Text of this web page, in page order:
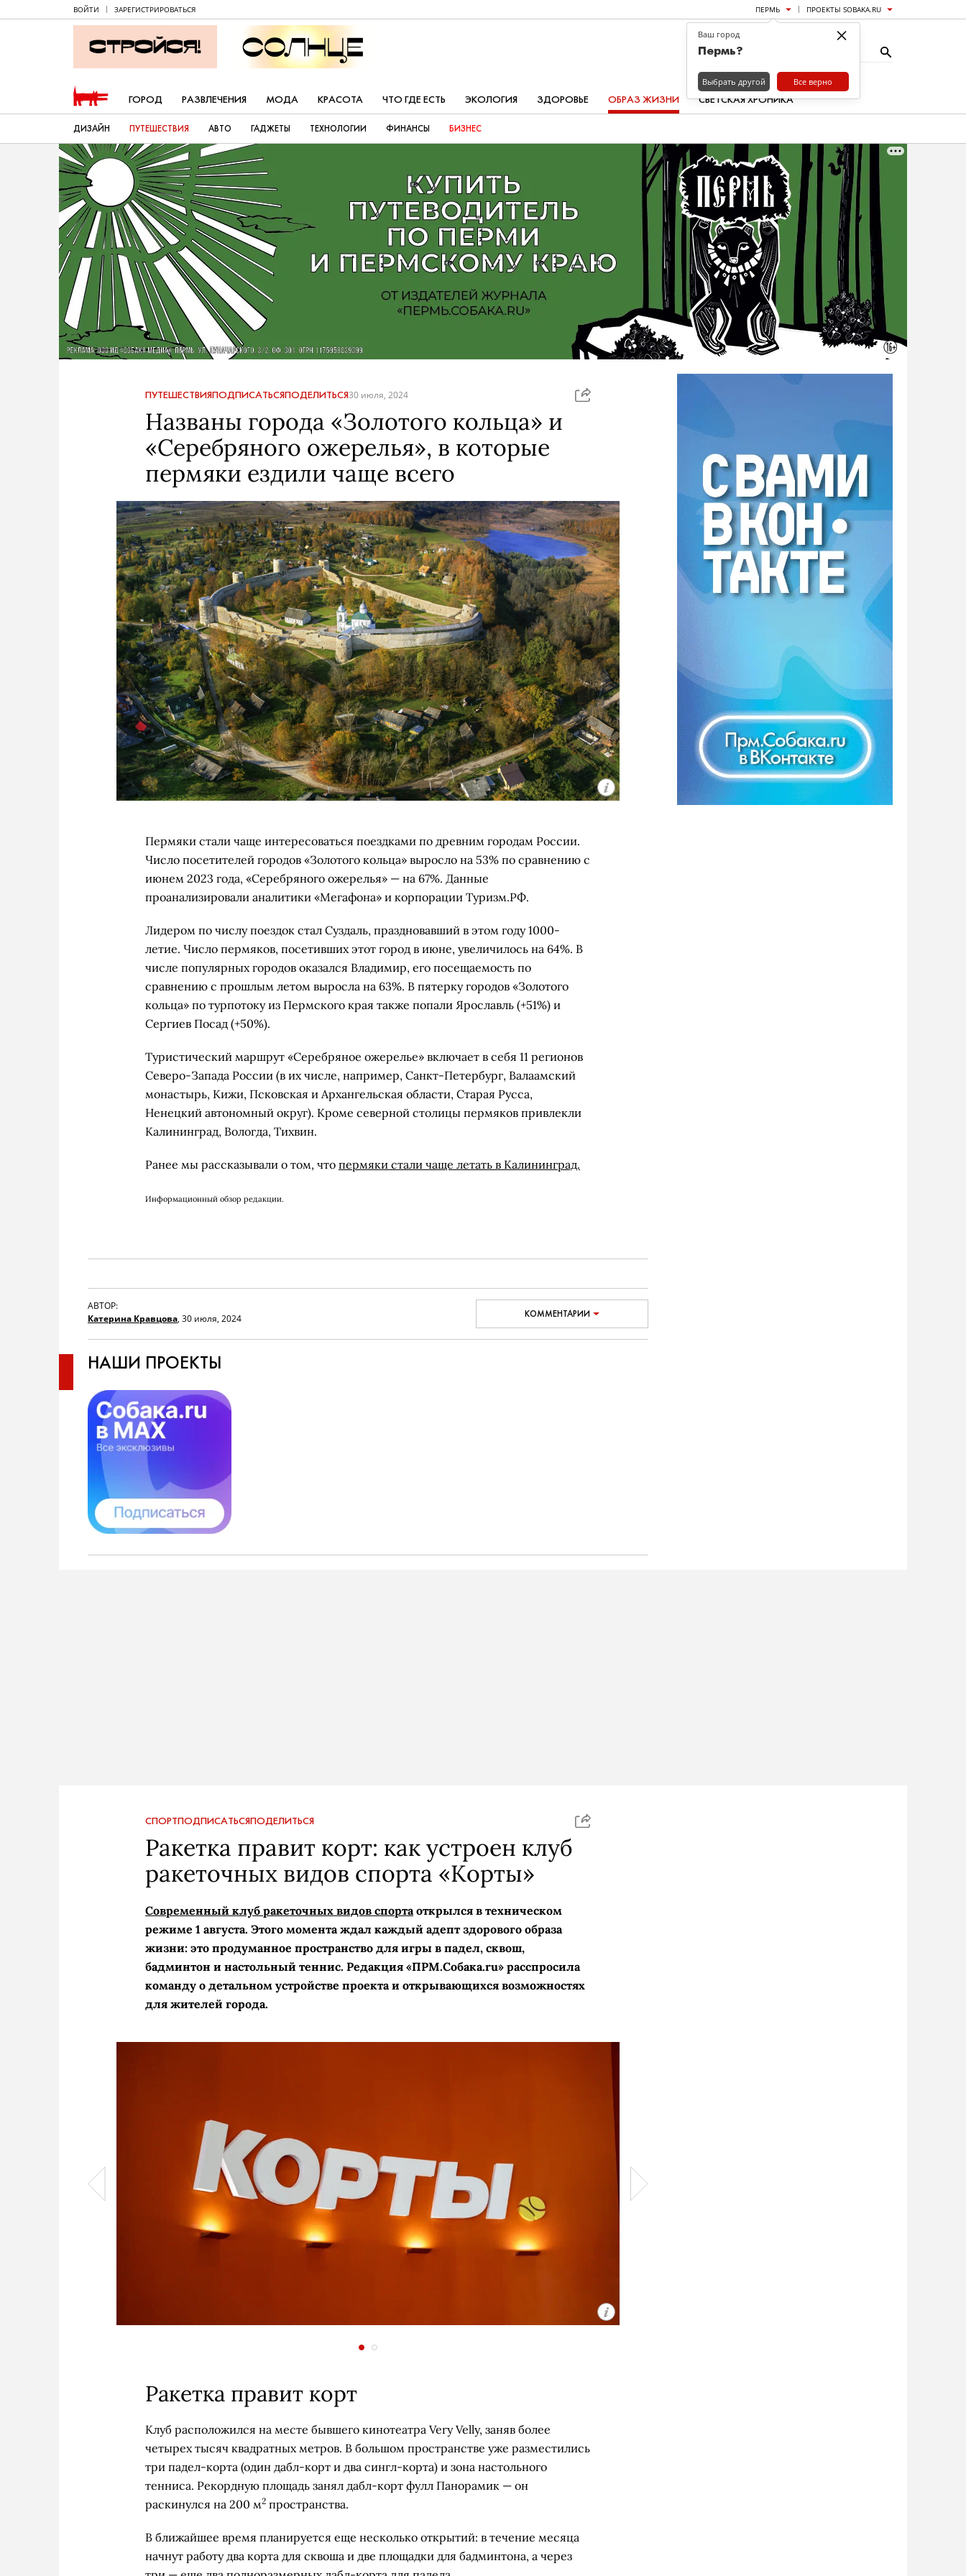
ВОЙТИ ЗАРЕГИСТРИРОВАТЬСЯ ПЕРМЬ ПРОЕКТЫ SOBAKA.RU
ГОРОД РАЗВЛЕЧЕНИЯ МОДА КРАСОТА ЧТО ГДЕ ЕСТЬ ЭКОЛОГИЯ ЗДОРОВЬЕ ОБРАЗ ЖИЗНИ СВЕТСКАЯ ХРОНИКА
ДИЗАЙН ПУТЕШЕСТВИЯ АВТО ГАДЖЕТЫ ТЕХНОЛОГИИ ФИНАНСЫ БИЗНЕС
ПУТЕШЕСТВИЯПОДПИСАТЬСЯПОДЕЛИТЬСЯ30 июля, 2024
Названы города «Золотого кольца» и
«Серебряного ожерелья», в которые
пермяки ездили чаще всего
Пермяки стали чаще интересоваться поездками по древним городам России.
Число посетителей городов «Золотого кольца» выросло на 53% по сравнению с
июнем 2023 года, «Серебряного ожерелья» — на 67%. Данные
проанализировали аналитики «Мегафона» и корпорации Туризм.РФ.
Лидером по числу поездок стал Суздаль, праздновавший в этом году 1000-
летие. Число пермяков, посетивших этот город в июне, увеличилось на 64%. В
числе популярных городов оказался Владимир, его посещаемость по
сравнению с прошлым летом выросла на 63%. В пятерку городов «Золотого
кольца» по турпотоку из Пермского края также попали Ярославль (+51%) и
Сергиев Посад (+50%).
Туристический маршрут «Серебряное ожерелье» включает в себя 11 регионов
Северо-Запада России (в их числе, например, Санкт-Петербург, Валаамский
монастырь, Кижи, Псковская и Архангельская области, Старая Русса,
Ненецкий автономный округ). Кроме северной столицы пермяков привлекли
Калининград, Вологда, Тихвин.
Ранее мы рассказывали о том, что пермяки стали чаще летать в Калининград.
Информационный обзор редакции.
АВТОР:
Катерина Кравцова, 30 июля, 2024 КОММЕНТАРИИ
НАШИ ПРОЕКТЫ
СПОРТПОДПИСАТЬСЯПОДЕЛИТЬСЯ
Ракетка правит корт: как устроен клуб
ракеточных видов спорта «Корты»
Современный клуб ракеточных видов спортаоткрылся в техническом
режиме 1 августа. Этого момента ждал каждый адепт здорового образа
жизни: это продуманное пространство для игры в падел, сквош,
бадминтон и настольный теннис. Редакция «ПРМ.Собака.ru» расспросила
команду о детальном устройстве проекта и открывающихся возможностях
для жителей города.
Ракетка правит корт
Клуб расположился на месте бывшего кинотеатра Very Velly, заняв более
четырех тысяч квадратных метров. В большом пространстве уже разместились
три падел-корта (один дабл-корт и два сингл-корта) и зона настольного
тенниса. Рекордную площадь занял дабл-корт фулл Панорамик — он
раскинулся на 200 м2 пространства.
В ближайшее время планируется еще несколько открытий: в течение месяца
начнут работу два корта для сквоша и две площадки для бадминтона, а через
×
Ваш город
Пермь?
Выбрать другой Все верно